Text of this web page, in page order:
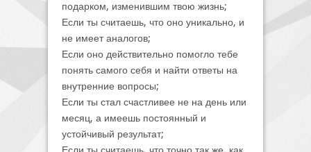
подарком, изменившим твою жизнь;
Если ты считаешь, что оно уникально, и
не имеет аналогов;
Если оно действительно помогло тебе
понять самого себя и найти ответы на
внутренние вопросы;
Если ты стал счастливее не на день или
месяц, а имеешь постоянный и
устойчивый результат;